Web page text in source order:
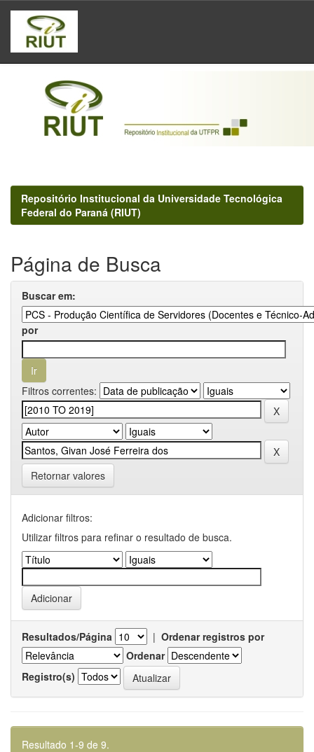
Skip
navigation
Repositório Institucional da Universidade Tecnológica
Federal do Paraná (RIUT)
Página de Busca
Buscar em:
por
Filtros correntes:
Retornar valores
Adicionar filtros:
Utilizar filtros para refinar o resultado de busca.
Resultados/Página | Ordenar registros por
Ordenar
Registro(s)
Resultado 1-9 de 9.